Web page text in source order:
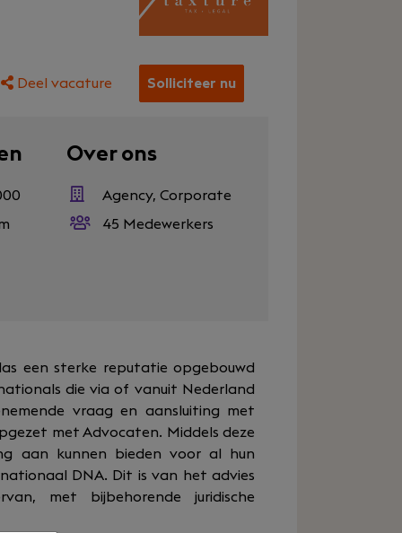
Deel vacature Solliciteer nu
Over ons
Agency, Corporate
45 Medewerkers
een sterke reputatie opgebouwd
die via of vanuit Nederland
vraag en aansluiting met
met Advocaten. Middels deze
aan kunnen bieden voor al hun
DNA. Dit is van het advies
met bijbehorende juridische